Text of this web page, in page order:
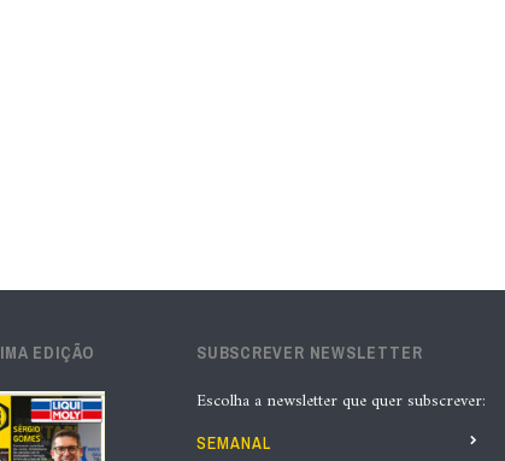
“A
de
processo
EDIÇÃO SUBSCREVER NEWSLETTER
Escolha a newsletter que quer subscrever:
SEMANAL